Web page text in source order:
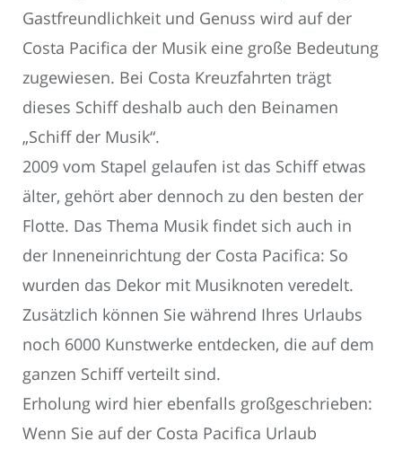
Gastfreundlichkeit und Genuss wird auf der
Costa Pacifica der Musik eine große Bedeutung
zugewiesen. Bei Costa Kreuzfahrten trägt
dieses Schiff deshalb auch den Beinamen
„Schiff der Musik“.
2009 vom Stapel gelaufen ist das Schiff etwas
älter, gehört aber dennoch zu den besten der
Flotte. Das Thema Musik findet sich auch in
der Inneneinrichtung der Costa Pacifica: So
wurden das Dekor mit Musiknoten veredelt.
Zusätzlich können Sie während Ihres Urlaubs
noch 6000 Kunstwerke entdecken, die auf dem
ganzen Schiff verteilt sind.
Erholung wird hier ebenfalls großgeschrieben:
Wenn Sie auf der Costa Pacifica Urlaub